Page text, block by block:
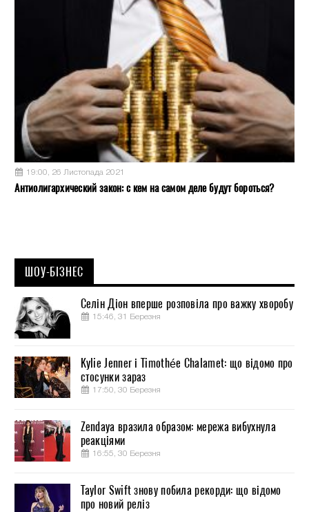
19:00, 26 Листопада 2021
Антиолигархический закон: с кем на самом деле будут бороться?
ШОУ-БІЗНЕС
Селін Діон вперше розповіла про важку хворобу
15:46, 31 Березня
Kylie Jenner і Timothée Chalamet: що відомо про
стосунки зараз
17:50, 30 Березня
Zendaya вразила образом: мережа вибухнула
реакціями
16:55, 30 Березня
Taylor Swift знову побила рекорди: що відомо
про новий реліз